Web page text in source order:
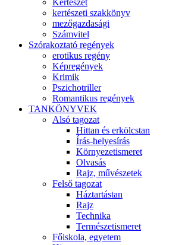
Kertészet
kertészeti szakkönyv
mezőgazdasági
Számvitel
Szórakoztató regények
erotikus regény
Képregények
Krimik
Pszichotriller
Romantikus regények
TANKÖNYVEK
Alsó tagozat
Hittan és erkölcstan
Írás-helyesírás
Környezetismeret
Olvasás
Rajz, művészetek
Felső tagozat
Háztartástan
Rajz
Technika
Természetismeret
Főiskola, egyetem